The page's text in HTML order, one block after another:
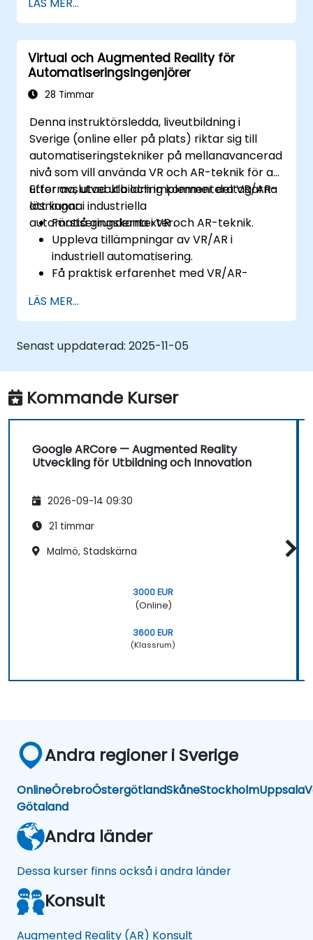
applikationer för mobil distribution.
av ett fungerande projekt.
Virtual och Augmented Reality för
Automatiseringsingenjörer
28 Timmar
Denna instruktörsledda, liveutbildning i
Sverige (online eller på plats) riktar sig till
automatiseringstekniker på mellanavancerad
nivå som vill använda VR och AR-teknik för att
utforma, utveckla och implementera VR/AR-
lösningar i industriella
automatiseringskontexter.
Efter avslutad utbildning kommer deltagarna
att kunna:
Förstå grunderna i VR och AR-teknik.
Uppleva tillämpningar av VR/AR i
industriell automatisering.
Få praktisk erfarenhet med VR/AR-
Lära sig att utforma och utveckla VR/AR-
lösningar för automatiseringsprojekt.
Integrera VR/AR-teknik med befintliga
automatiseringssystem.
LÄS MER...
Senast uppdaterad: 2025-11-05
Kommande Kurser
Google ARCore — Augmented Reality
Utveckling för Utbildning och Innovation
2026-09-14 09:30
21 timmar
Malmö, Stadskärna
3000 EUR
(Online)
3600 EUR
(Klassrum)
Andra regioner i Sverige
OnlineÖrebroÖstergötlandSkåneStockholmUppsala
Götaland
Andra länder
Dessa kurser finns också i andra länder
Konsult
Augmented Reality (AR) Konsult